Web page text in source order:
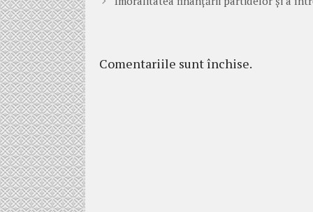
Comentariile sunt închise.